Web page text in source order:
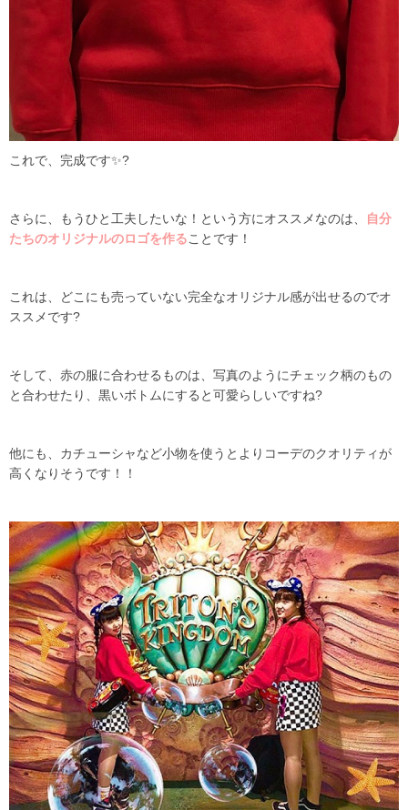
これで、完成です✨?
さらに、もうひと工夫したいな！という方にオススメなのは、
自分
たちのオリジナルのロゴを作ることです！
これは、どこにも売っていない完全なオリジナル感が出せるのでオ
ススメです?
そして、赤の服に合わせるものは、写真のようにチェック柄のもの
と合わせたり、黒いボトムにすると可愛らしいですね?
他にも、カチューシャなど小物を使うとよりコーデのクオリティが
高くなりそうです！！